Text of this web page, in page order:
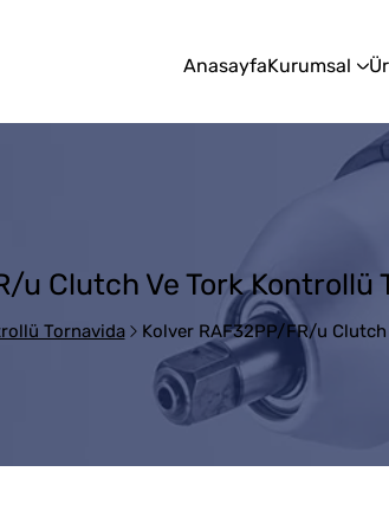
AnasayfaKurumsal
u Clutch Ve Tork Kontrollü
Tornavida Kolver RAF32PP/FR/u